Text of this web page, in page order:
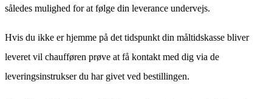
således mulighed for at følge din leverance undervejs.
Hvis du ikke er hjemme på det tidspunkt din måltidskasse bliver
leveret vil chaufføren prøve at få kontakt med dig via de
leveringsinstrukser du har givet ved bestillingen.